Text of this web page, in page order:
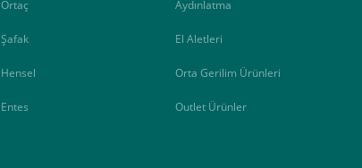
Ortaç
Şafak
Hensel
Entes
Aydınlatma
El Aletleri
Orta Gerilim Ürünleri
Outlet Ürünler